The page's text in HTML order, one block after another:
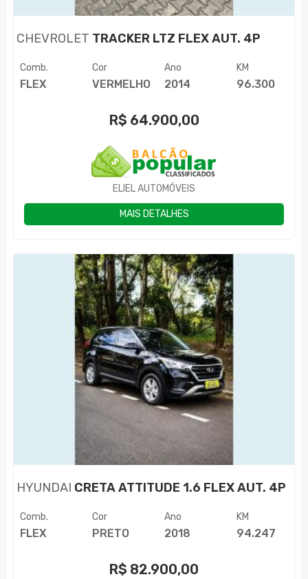
CHEVROLET TRACKER LTZ FLEX AUT. 4P
Comb.
FLEX
Cor
VERMELHO
Ano
2014
KM
96.300
R$ 64.900,00
ELIEL AUTOMÓVEIS
MAIS DETALHES
HYUNDAI CRETA ATTITUDE 1.6 FLEX AUT. 4P
Comb.
FLEX
Cor
PRETO
Ano
2018
KM
94.247
R$ 82.900,00